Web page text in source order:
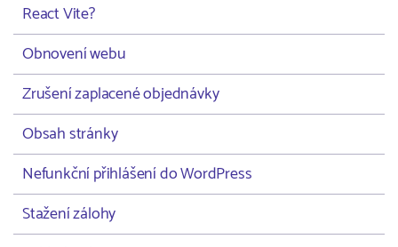
React Vite?
Obnovení webu
Zrušení zaplacené objednávky
Obsah stránky
Nefunkční přihlášení do WordPress
Stažení zálohy